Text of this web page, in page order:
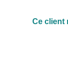
Ce client